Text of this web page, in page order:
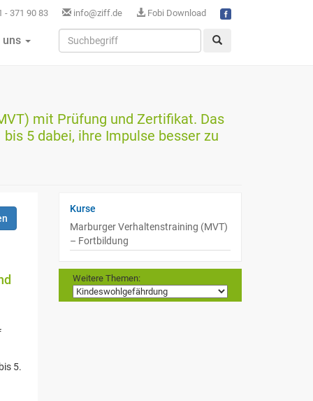
- 371 90 83 info@ziff.de Fobi Download
mit Prüfung und Zertifikat. Das
5 dabei, ihre Impulse besser zu
5.
Kurse
Marburger Verhaltenstraining (MVT)
– Fortbildung
Weitere Themen: